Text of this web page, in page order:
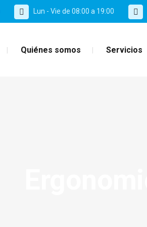
Lun - Vie de 08:00 a 19:00
Quiénes somos Servicios